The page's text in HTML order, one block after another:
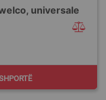
universale